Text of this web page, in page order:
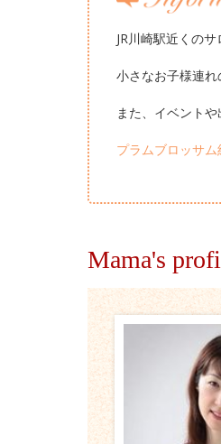
JR川崎駅近くの
小さなお子様連れ
また、イベント
プラムブロッサ
Mama's